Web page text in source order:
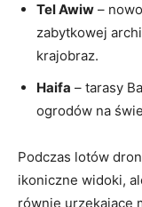
Tel Awiw –
zabytkowej
krajobraz.
Haifa – tarasy
ogrodów na
Podczas lotów
ikoniczne widoki,
równie urzekające